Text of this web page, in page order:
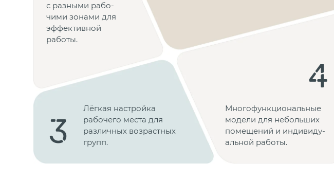
с разными рабо­
чими зонами для
эффектив­ной
работы.
3
Лёгкая настройка
рабочего места для
различных возрастных
групп.
4
Многофункциональ­ные
модели для небольших
помещений и индивиду­
альной работы.